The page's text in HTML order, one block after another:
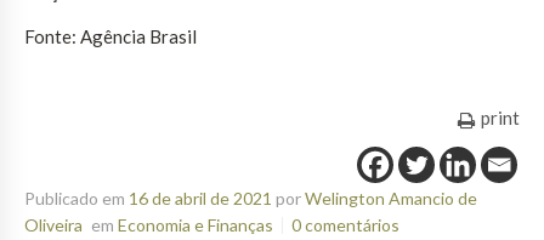
Fonte: Agência Brasil
print
Publicado em 16 de abril de 2021 porWelington Amancio de
Oliveira em Economia e Finanças 0 comentários